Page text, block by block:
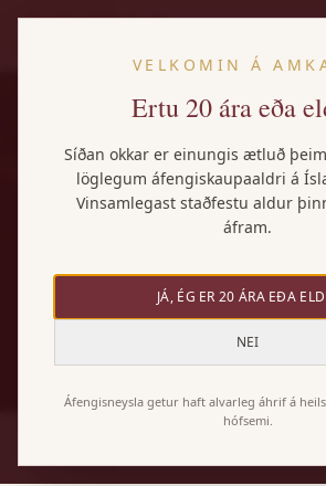
AMKA
Um
VELKOMIN Á
Ertu 20 ára eða
Síðan okkar er einungis ætluð
löglegum áfengiskaupaaldri á
Vinsamlegast staðfestu aldur
áfram.
JÁ, ÉG ER 20 ÁRA EÐA
NEI
Áfengisneysla getur haft alvarleg áhrif á
hófsemi.